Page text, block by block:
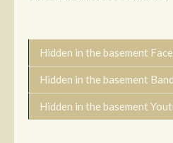
Hidden in the basement
Hidden in the basement
Hidden in the basement